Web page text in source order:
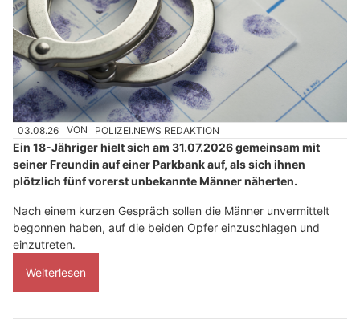
03.08.26 VON POLIZEI.NEWS REDAKTION
Ein 18-Jähriger hielt sich am 31.07.2026 gemeinsam mit
seiner Freundin auf einer Parkbank auf, als sich ihnen
plötzlich fünf vorerst unbekannte Männer näherten.
Nach einem kurzen Gespräch sollen die Männer unvermittelt
begonnen haben, auf die beiden Opfer einzuschlagen und
einzutreten.
Weiterlesen